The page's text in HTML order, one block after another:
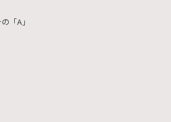
「A」